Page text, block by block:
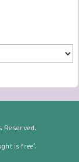
Reserved.
is free".